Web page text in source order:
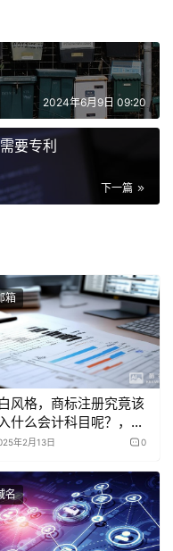
2024年6月9日 09:20
要专利
下一篇
箱
风格，商标注册究竟该
什么会计科目呢？，商
注册对应的会计科目具体
注册的会计科目，你清
体是什么吗？，商标注
做的科目，你是否了解
年2月13日 0
名